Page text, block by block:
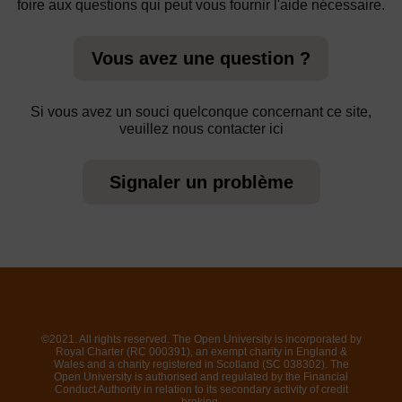
foire aux questions qui peut vous fournir l'aide nécessaire.
Vous avez une question ?
Si vous avez un souci quelconque concernant ce site,
veuillez nous contacter ici
Signaler un problème
©2021. All rights reserved. The Open University is incorporated by
Royal Charter (RC 000391), an exempt charity in England &
Wales and a charity registered in Scotland (SC 038302). The
Open University is authorised and regulated by the Financial
Conduct Authority in relation to its secondary activity of credit